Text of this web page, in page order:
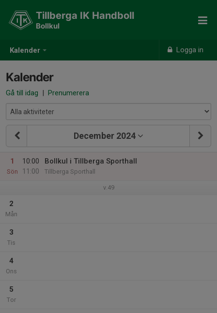
Kalender Logga in
Tillberga IK Handboll
Bollkul
Kalender
Gå till idag | Prenumerera
December 2024
1
Sön
10:00
11:00
Bollkul i Tillberga Sporthall
Tillberga Sporthall
v.49
2
Mån
3
Tis
4
Ons
5
Tor